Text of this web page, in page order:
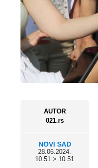
AUTOR
021.rs
NOVI SAD
28.06.2024.
10:51 > 10:51